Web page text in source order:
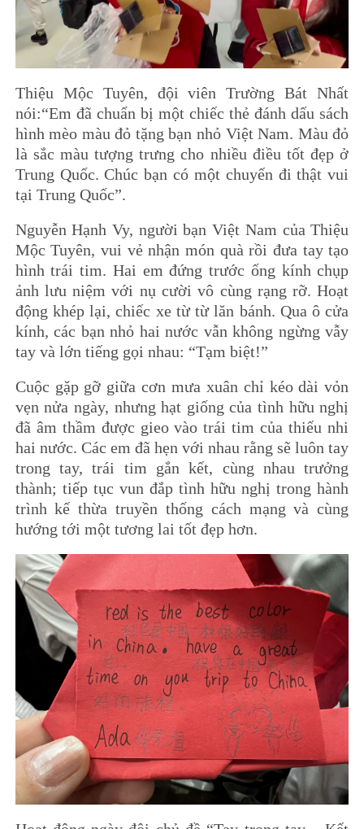
Thiệu Mộc Tuyên, đội viên Trường Bát Nhất
nói:“Em đã chuẩn bị một chiếc thẻ đánh dấu sách
hình mèo màu đỏ tặng bạn nhỏ Việt Nam. Màu đỏ
là sắc màu tượng trưng cho nhiều điều tốt đẹp ở
Trung Quốc. Chúc bạn có một chuyến đi thật vui
tại Trung Quốc”.
Nguyễn Hạnh Vy, người bạn Việt Nam của Thiệu
Mộc Tuyên, vui vẻ nhận món quà rồi đưa tay tạo
hình trái tim. Hai em đứng trước ống kính chụp
ảnh lưu niệm với nụ cười vô cùng rạng rỡ. Hoạt
động khép lại, chiếc xe từ từ lăn bánh. Qua ô cửa
kính, các bạn nhỏ hai nước vẫn không ngừng vẫy
tay và lớn tiếng gọi nhau: “Tạm biệt!”
Cuộc gặp gỡ giữa cơn mưa xuân chỉ kéo dài vỏn
vẹn nửa ngày, nhưng hạt giống của tình hữu nghị
đã âm thầm được gieo vào trái tim của thiếu nhi
hai nước. Các em đã hẹn với nhau rằng sẽ luôn tay
trong tay, trái tim gắn kết, cùng nhau trưởng
thành; tiếp tục vun đắp tình hữu nghị trong hành
trình kế thừa truyền thống cách mạng và cùng
hướng tới một tương lai tốt đẹp hơn.